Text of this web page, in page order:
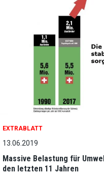
EXTRABLATT
13.06.2019
Massive Belastung für
den letzten 11 Jahren